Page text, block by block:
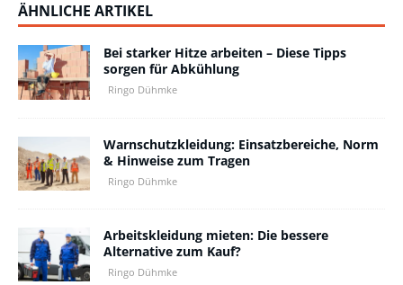
ÄHNLICHE ARTIKEL
Bei starker Hitze arbeiten – Diese Tipps
sorgen für Abkühlung
Ringo Dühmke
Warnschutzkleidung: Einsatzbereiche, Norm
& Hinweise zum Tragen
Ringo Dühmke
Arbeitskleidung mieten: Die bessere
Alternative zum Kauf?
Ringo Dühmke